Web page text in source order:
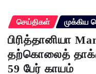
செய்திகள் முக்கிய
பிரித்தானியா
தற்கொலைத்
59 பேர் காயம்